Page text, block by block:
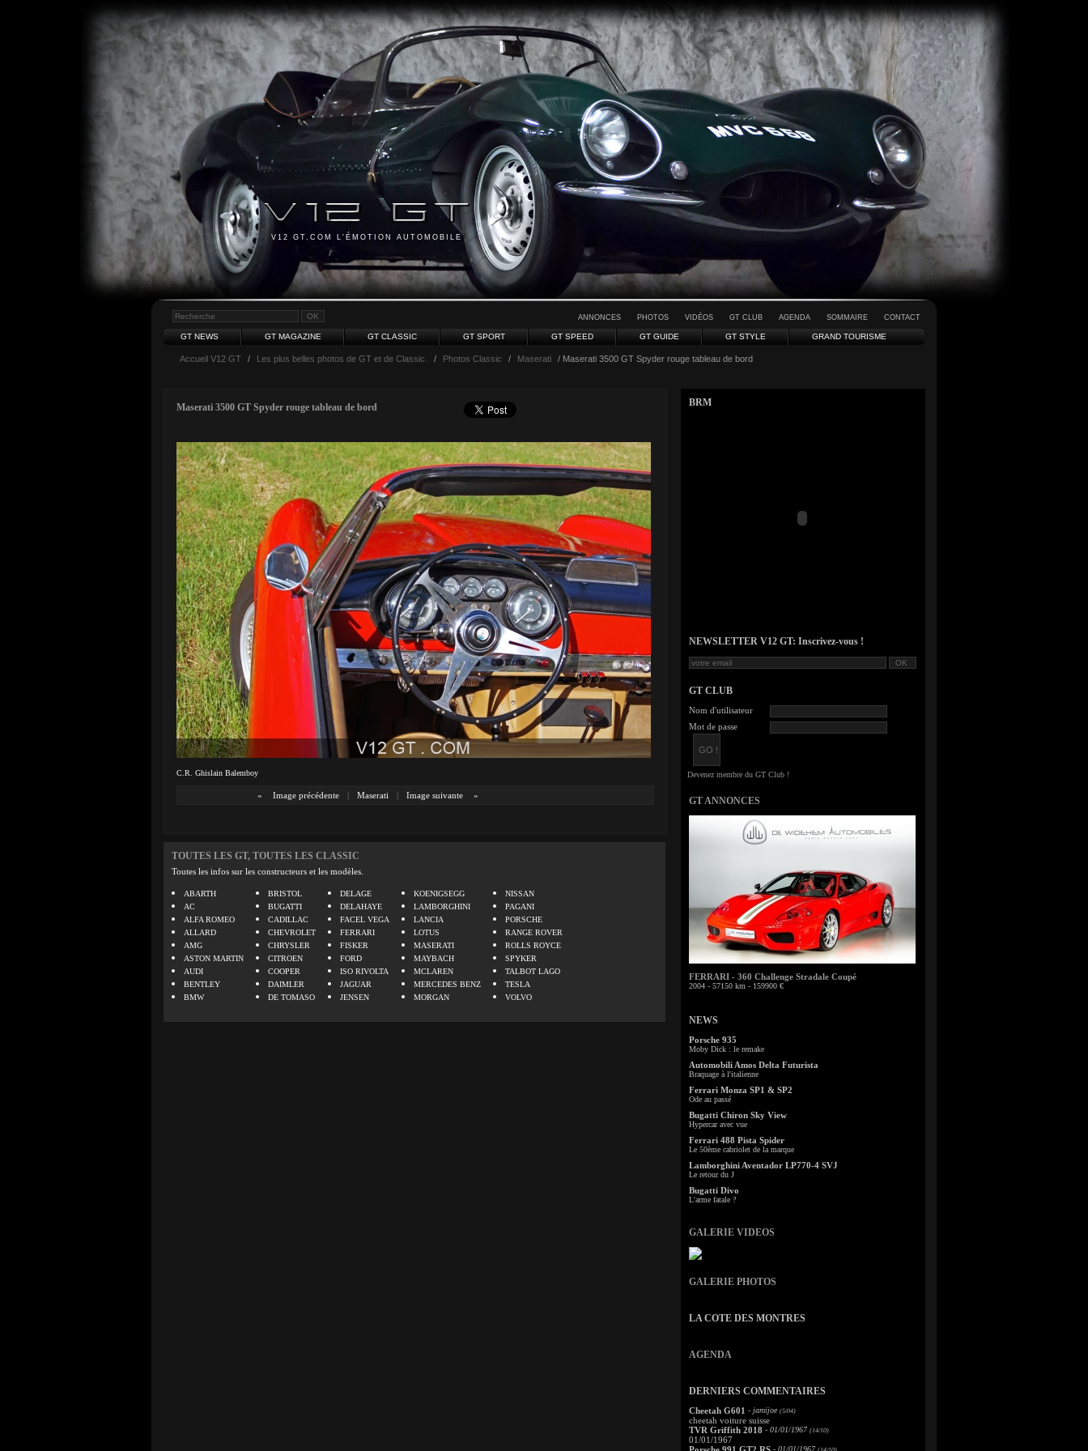
V12 GT.COM L'ÉMOTION AUTOMOBILE
ANNONCES PHOTOS VIDÉOS GT CLUB AGENDA SOMMAIRE CONTACT
GT NEWS GT MAGAZINE GT CLASSIC GT SPORT GT SPEED GT GUIDE GT STYLE GRAND TOURISME
Accueil V12 GT / Les plus belles photos de GT et de Classic. / Photos Classic / Maserati / Maserati 3500 GT Spyder rouge tableau de bord
Maserati 3500 GT Spyder rouge tableau de bord
C.R. Ghislain Balemboy
« Image précédente | Maserati | Image suivante »
TOUTES LES GT, TOUTES LES CLASSIC
Toutes les infos sur les constructeurs et les modèles.
ABARTH
AC
ALFA ROMEO
ALLARD
AMG
ASTON MARTIN
AUDI
BENTLEY
BMW
BRISTOL
BUGATTI
CADILLAC
CHEVROLET
CHRYSLER
CITROEN
COOPER
DAIMLER
DE TOMASO
DELAGE
DELAHAYE
FACEL VEGA
FERRARI
FISKER
FORD
ISO RIVOLTA
JAGUAR
JENSEN
KOENIGSEGG
LAMBORGHINI
LANCIA
LOTUS
MASERATI
MAYBACH
MCLAREN
MERCEDES BENZ
MORGAN
NISSAN
PAGANI
PORSCHE
RANGE ROVER
ROLLS ROYCE
SPYKER
TALBOT LAGO
TESLA
VOLVO
BRM
NEWSLETTER V12 GT: Inscrivez-vous !
GT CLUB
Nom d'utilisateur
Mot de passe
GT ANNONCES
FERRARI - 360 Challenge Stradale Coupé
2004 - 57150 km - 159900 €
NEWS
Porsche 935
Moby Dick : le remake
Automobili Amos Delta Futurista
Braquage à l'italienne
Ferrari Monza SP1 & SP2
Ode au passé
Bugatti Chiron Sky View
Hypercar avec vue
Ferrari 488 Pista Spider
Le 50ème cabriolet de la marque
Lamborghini Aventador LP770-4 SVJ
Le retour du J
Bugatti Divo
L'arme fatale ?
GALERIE VIDEOS
GALERIE PHOTOS
LA COTE DES MONTRES
AGENDA
DERNIERS COMMENTAIRES
Cheetah G601 - jamijoe (5/04)
cheetah voiture suisse
TVR Griffith 2018 - 01/01/1967 (14/10)
01/01/1967
- 01/01/1967